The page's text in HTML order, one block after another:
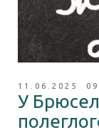
11.06.2025
У